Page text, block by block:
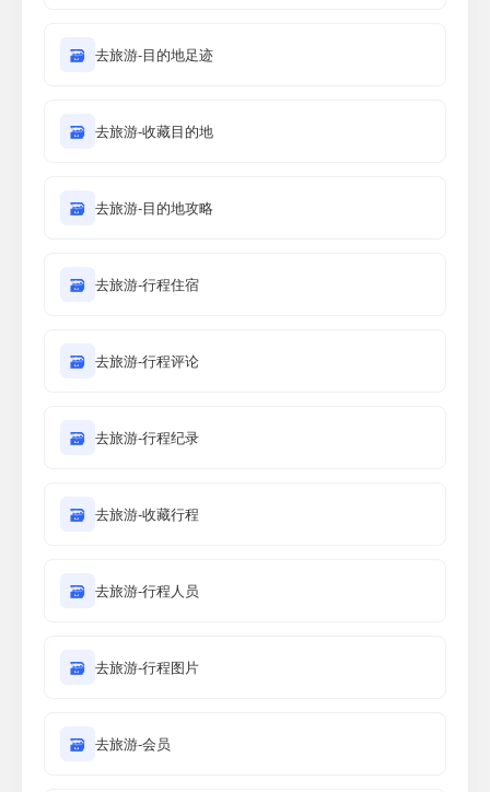
🗃 去旅游-目的地足迹
🗃 去旅游-收藏目的地
🗃 去旅游-目的地攻略
🗃 去旅游-行程住宿
🗃 去旅游-行程评论
🗃 去旅游-行程纪录
🗃 去旅游-收藏行程
🗃 去旅游-行程人员
🗃 去旅游-行程图片
🗃 去旅游-会员